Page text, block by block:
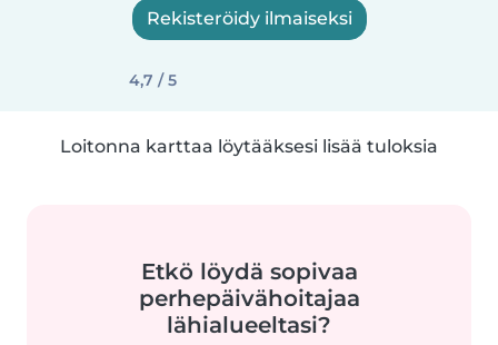
Rekisteröidy ilmaiseksi
4,7 / 5
Loitonna karttaa löytääksesi lisää tuloksia
Etkö löydä sopivaa
perhepäivähoitajaa
lähialueeltasi?